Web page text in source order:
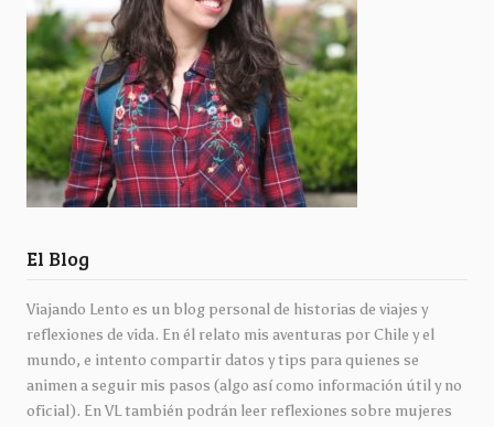
El Blog
Viajando Lento es un blog personal de historias de viajes y
reflexiones de vida. En él relato mis aventuras por Chile y el
mundo, e intento compartir datos y tips para quienes se
animen a seguir mis pasos (algo así como información útil y no
oficial). En VL también podrán leer reflexiones sobre mujeres